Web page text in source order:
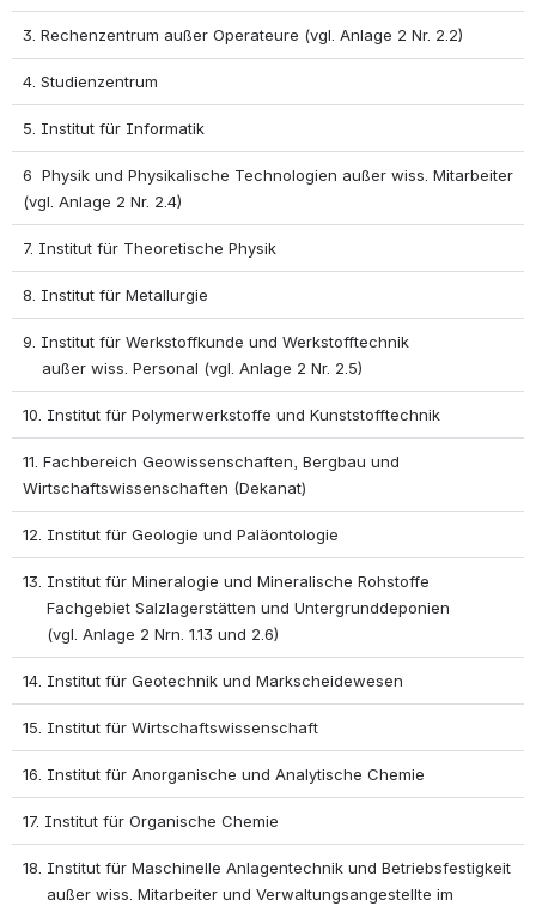
3. Rechenzentrum außer Operateure (vgl. Anlage 2 Nr. 2.2)
4. Studienzentrum
5. Institut für Informatik
6  Physik und Physikalische Technologien außer wiss. Mitarbeiter
(vgl. Anlage 2 Nr. 2.4)
7. Institut für Theoretische Physik
8. Institut für Metallurgie
9. Institut für Werkstoffkunde und Werkstofftechnik
außer wiss. Personal (vgl. Anlage 2 Nr. 2.5)
10. Institut für Polymerwerkstoffe und Kunststofftechnik
11. Fachbereich Geowissenschaften, Bergbau und
Wirtschaftswissenschaften (Dekanat)
12. Institut für Geologie und Paläontologie
13. Institut für Mineralogie und Mineralische Rohstoffe
Fachgebiet Salzlagerstätten und Untergrunddeponien
(vgl. Anlage 2 Nrn. 1.13 und 2.6)
14. Institut für Geotechnik und Markscheidewesen
15. Institut für Wirtschaftswissenschaft
16. Institut für Anorganische und Analytische Chemie
17. Institut für Organische Chemie
außer wiss. Mitarbeiter und Verwaltungsangestellte im